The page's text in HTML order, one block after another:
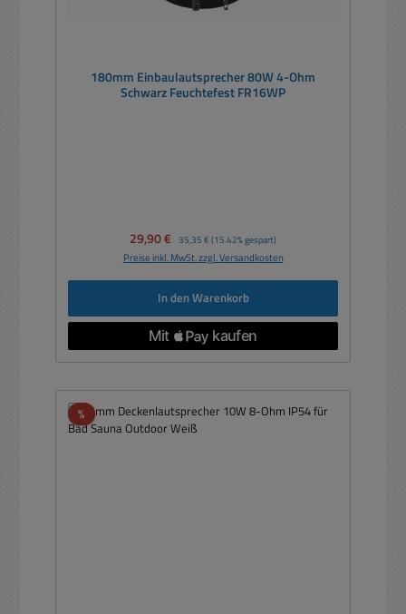
180mm Einbaulautsprecher 80W 4-Ohm
Schwarz Feuchtefest FR16WP
Verkaufspreis:
29,90 € Regulärer Preis:
35,35 € (15.42% gespart)
Preise inkl. MwSt. zzgl. Versandkosten
In den Warenkorb
%Rabatt